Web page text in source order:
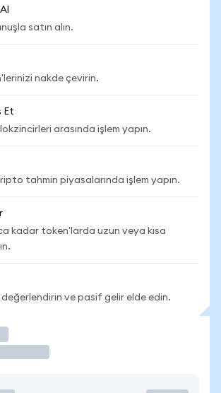
satın alın.
nakde çevirin.
Et
arasında işlem yapın.
tahmin piyasalarında işlem yapın.
kadar token'larda uzun veya kısa
ve pasif gelir elde edin.